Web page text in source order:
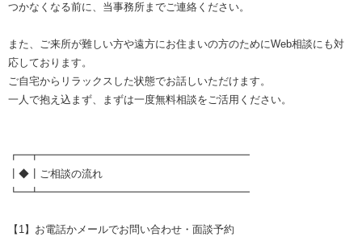
つかなくなる前に、当事務所までご連絡ください。
また、ご来所が難しい方や遠方にお住まいの方のためにWeb相談にも対
応しております。
ご自宅からリラックスした状態でお話しいただけます。
一人で抱え込まず、まずは一度無料相談をご活用ください。
┏━┳━━━━━━━━━━━━━━━━━━━━
┃◆┃ご相談の流れ
┗━┻━━━━━━━━━━━━━━━━━━━━
【1】お電話かメールでお問い合わせ・面談予約